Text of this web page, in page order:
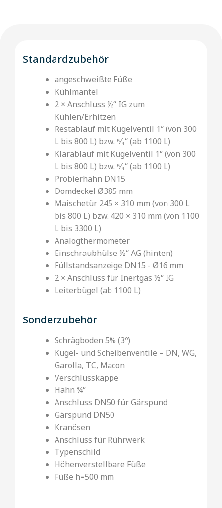
Standardzubehör
angeschweißte Füße
Kühlmantel
2 × Anschluss ½‘‘ IG zum
Kühlen/Erhitzen
Restablauf mit Kugelventil 1“ (von 300
L bis 800 L) bzw. ⁵⁄₄‘‘ (ab 1100 L)
Klarablauf mit Kugelventil 1“ (von 300
L bis 800 L) bzw. ⁵⁄₄‘‘ (ab 1100 L)
Probierhahn DN15
Domdeckel Ø385 mm
Maischetür 245 × 310 mm (von 300 L
bis 800 L) bzw. 420 × 310 mm (von 1100
L bis 3300 L)
Analogthermometer
Einschraubhülse ½‘‘ AG (hinten)
Füllstandsanzeige DN15 - Ø16 mm
2 × Anschluss für Inertgas ½‘‘ IG
Leiterbügel (ab 1100 L)
Sonderzubehör
Schrägboden 5% (3º)
Kugel- und Scheibenventile – DN, WG,
Garolla, TC, Macon
Verschlusskappe
Hahn ¾‘‘
Anschluss DN50 für Gärspund
Gärspund DN50
Kranösen
Anschluss für Rührwerk
Typenschild
Höhenverstellbare Füße
Füße h=500 mm